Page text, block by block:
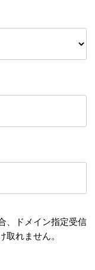
、ドメイン指定受信
れません。